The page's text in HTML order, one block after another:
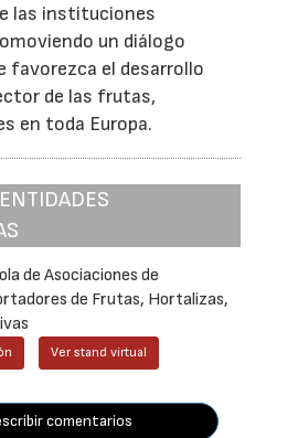
las instituciones
un diálogo
favorezca el desarrollo
de las frutas,
en toda Europa.
de Asociaciones de
de Frutas, Hortalizas,
Ver stand virtual
comentarios